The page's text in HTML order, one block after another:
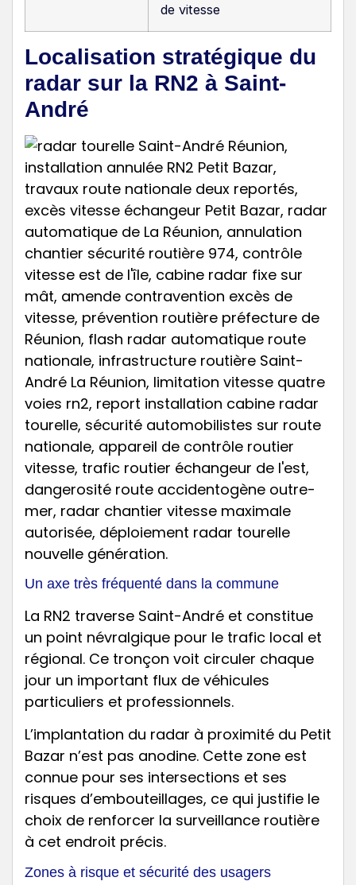
de vitesse
Localisation stratégique du
radar sur la RN2 à Saint-
André
Un axe très fréquenté dans la commune
La RN2 traverse Saint-André et constitue
un point névralgique pour le trafic local et
régional. Ce tronçon voit circuler chaque
jour un important flux de véhicules
particuliers et professionnels.
L’implantation du radar à proximité du Petit
Bazar n’est pas anodine. Cette zone est
connue pour ses intersections et ses
risques d’embouteillages, ce qui justifie le
choix de renforcer la surveillance routière
à cet endroit précis.
Zones à risque et sécurité des usagers